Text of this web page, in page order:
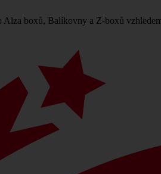
boxů, Balíkovny a Z-boxů